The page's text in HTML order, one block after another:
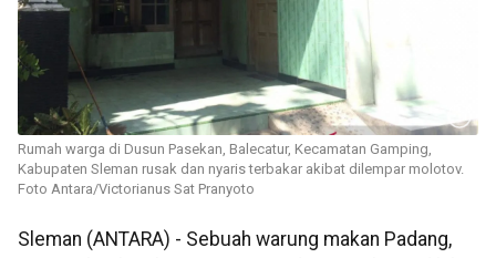
Rumah warga di Dusun Pasekan, Balecatur, Kecamatan Gamping,
Kabupaten Sleman rusak dan nyaris terbakar akibat dilempar molotov.
Foto Antara/Victorianus Sat Pranyoto
Sleman (ANTARA) - Sebuah warung makan Padang,